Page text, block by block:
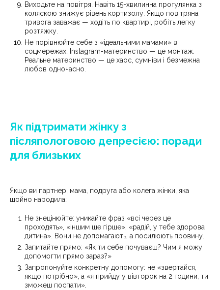
Виходьте на повітря. Навіть 15-хвилинна прогулянка з
коляскою знижує рівень кортизолу. Якщо повітряна
тривога заважає — ходіть по квартирі, робіть легку
розтяжку.
Не порівнюйте себе з «ідеальними мамами» в
соцмережах. Instagram-материнство — це монтаж.
Реальне материнство — це хаос, сумніви і безмежна
любов одночасно.
Як підтримати жінку з
післяпологовою депресією: поради
для близьких
Якщо ви партнер, мама, подруга або колега жінки, яка
щойно народила:
Не знецінюйте: уникайте фраз «всі через це
проходять», «іншим ще гірше», «радій, у тебе здорова
дитина». Вони не допомагають, а посилюють провину.
Запитайте прямо: «Як ти себе почуваєш? Чим я можу
допомогти прямо зараз?»
Запропонуйте конкретну допомогу: не «звертайся,
якщо потрібно», а «я прийду у вівторок на 2 години, ти
зможеш поспати».